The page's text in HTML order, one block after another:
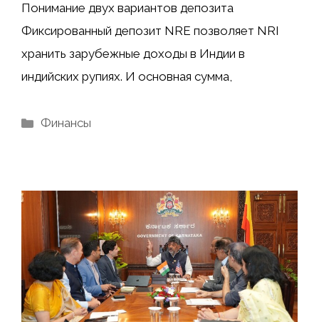
Понимание двух вариантов депозита
Фиксированный депозит NRE позволяет NRI
хранить зарубежные доходы в Индии в
индийских рупиях. И основная сумма,
Рубрики
Финансы